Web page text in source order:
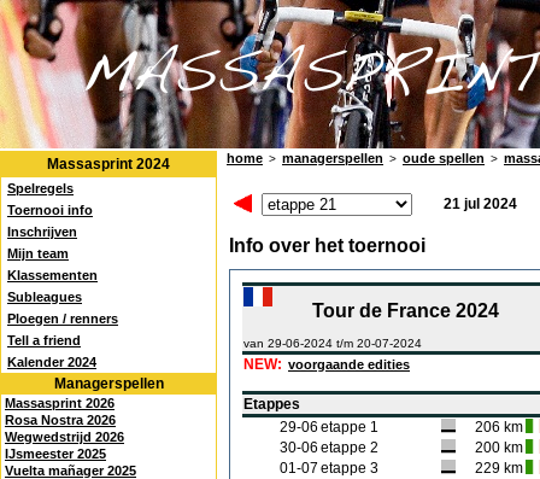
Massasprint 2024
Spelregels
Toernooi info
Inschrijven
Mijn team
Klassementen
Subleagues
Ploegen / renners
Tell a friend
Kalender 2024
Managerspellen
Massasprint 2026
Rosa Nostra 2026
Wegwedstrijd 2026
IJsmeester 2025
Vuelta mañager 2025
home > managerspellen > oude spellen >
21 jul 2024
Info over het toernooi
Tour de France 2024
van 29-06-2024 t/m 20-07-2024
NEW: voorgaande edities
Etappes
29-06 etappe 1
206 km
30-06 etappe 2
200 km
01-07 etappe 3
229 km